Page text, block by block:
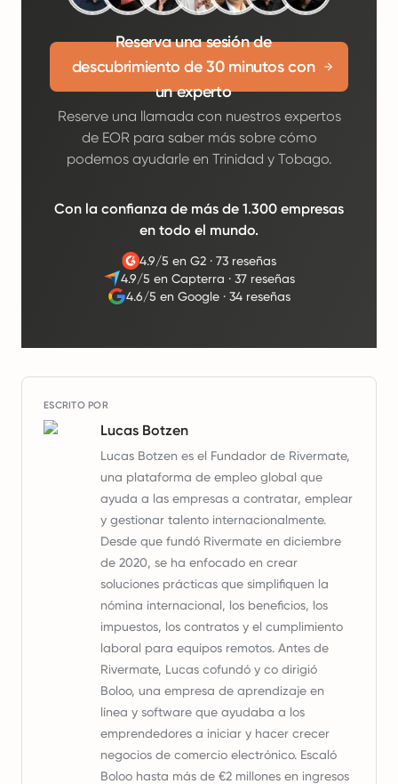
Reserva una sesión de
descubrimiento de 30 minutos con
un experto
Reserve una llamada con nuestros expertos
de EOR para saber más sobre cómo
podemos ayudarle en Trinidad y Tobago.
Con la confianza de más de 1.300 empresas
en todo el mundo.
4.9/5 en G2 ·73 reseñas
4.9/5 en Capterra ·37 reseñas
4.6/5 en Google· 34 reseñas
ESCRITO POR
Lucas Botzen
Lucas Botzen es el Fundador de Rivermate,
una plataforma de empleo global que
ayuda a las empresas a contratar, emplear
y gestionar talento internacionalmente.
Desde que fundó Rivermate en diciembre
de 2020, se ha enfocado en crear
soluciones prácticas que simplifiquen la
nómina internacional, los beneficios, los
impuestos, los contratos y el cumplimiento
laboral para equipos remotos. Antes de
Rivermate, Lucas cofundó y co dirigió
Boloo, una empresa de aprendizaje en
línea y software que ayudaba a los
emprendedores a iniciar y hacer crecer
negocios de comercio electrónico. Escaló
Boloo hasta más de €2 millones en ingresos